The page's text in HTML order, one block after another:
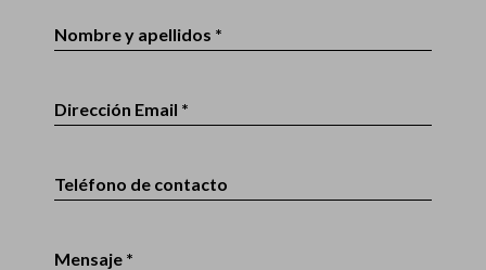
Nombre y apellidos *
Dirección Email *
Teléfono de contacto
Mensaje *